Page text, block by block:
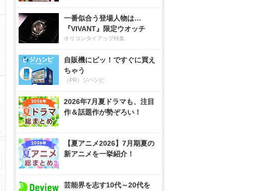
一番似合う登場人物は…
『VIVANT』限定ウオッチ
オリコンタイアップ特集
自販機にピッ！ですぐに買え
ちゃう
（PR）ジハンピ
2026年7月夏ドラマも、注目
作＆話題作が勢ぞろい！
【夏アニメ2026】7月期夏の
新アニメを一挙紹介！
芸能界を志す10代～20代を